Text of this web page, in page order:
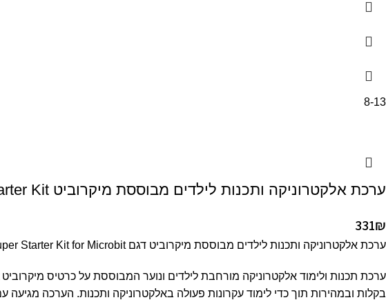
8-13
ערכת אלקטרוניקה ותכנות לילדים מבוססת מיקרוביט Super Starter Kit
331₪
ערכת אלקטרוניקה ותכנות לילדים מבוססת מיקרוביט דגם Super Starter Kit for Microbit מבית KeyeStudio
בקלות ובמהירות תוך כדי לימוד עקרונות פעולה באלקטרוניקה ותכנות. הערכה מגיעה עם הדרכה ל 40 פרויקטים שונים! מתאימה